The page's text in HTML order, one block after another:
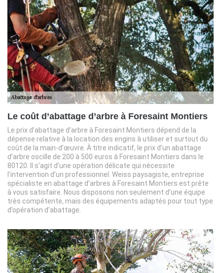
Le coût d’abattage d’arbre à Foresaint Montiers
Le prix d’abattage d’arbre à Foresaint Montiers dépend de la
dépense relative à la location des engins à utiliser et surtout du
coût de la main-d’œuvre. À titre indicatif, le prix d’un abattage
d’arbre oscille de 200 à 500 euros à Foresaint Montiers dans le
80120. Il s’agit d’une opération délicate qui nécessite
l’intervention d’un professionnel. Weiss paysagiste, entreprise
spécialiste en abattage d’arbres à Foresaint Montiers est prête
à vous satisfaire. Nous disposons non seulement d’une équipe
très compétente, mais des équipements adaptés pour tout type
d’opération d’abattage.